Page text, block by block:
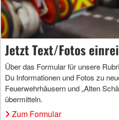
Jetzt Text/Fotos
Über das Formular für unsere
Du Informationen und Fotos zu
Feuerwehrhäusern und „Alten
übermitteln.
Zum Formular